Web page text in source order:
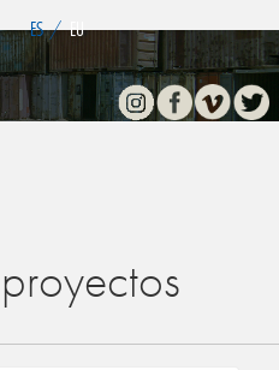
ES / EU
InstagramFacebook
Vimeo